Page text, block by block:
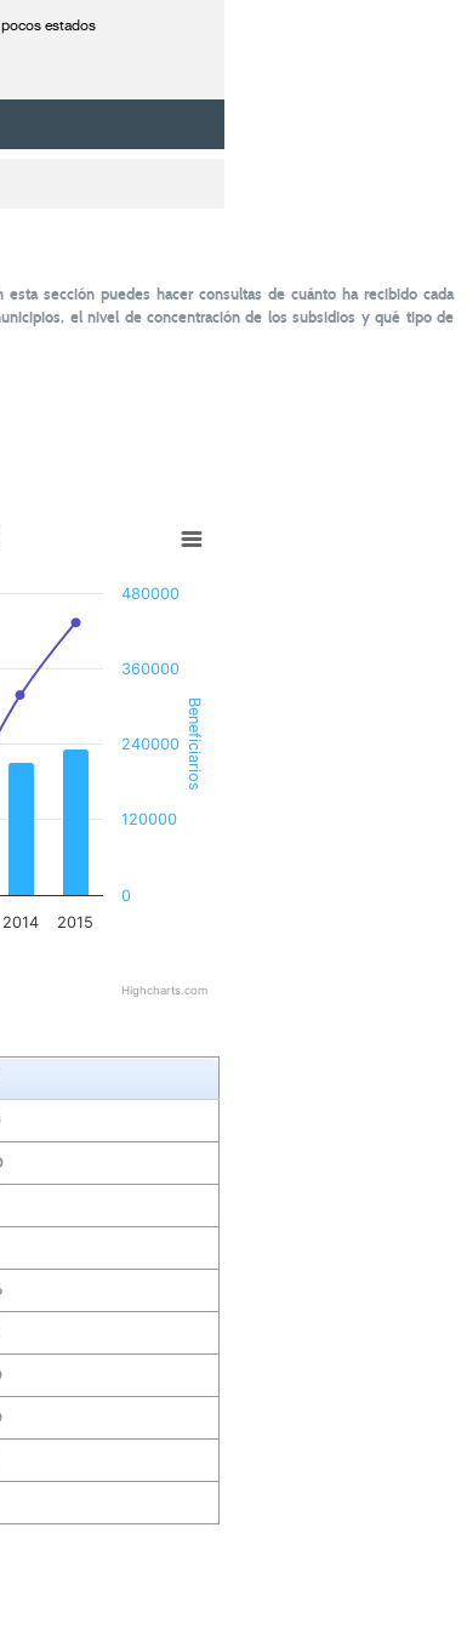
estados
sección puedes hacer consultas de cuánto ha recibido cada
el nivel de concentración de los subsidios y qué tipo de
Beneficiarios
2014 2015
0
120000
240000
360000
480000
Highcharts.com